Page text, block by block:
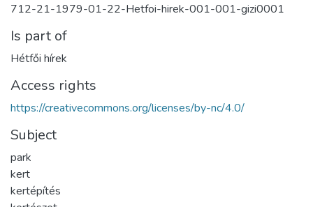
712-21-1979-01-22-Hetfoi-hirek-001-001-gizi0001
Is part of
Hétfői hírek
Access rights
https://creativecommons.org/licenses/by-nc/4.0/
Subject
park
kert
kertépítés